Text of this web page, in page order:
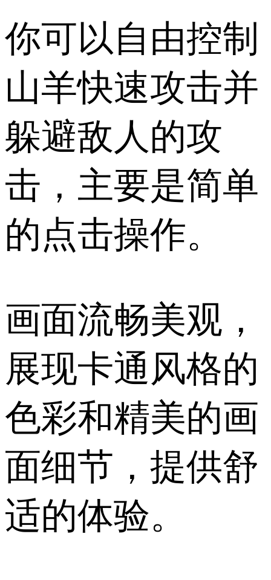
你可以自由控制
山羊快速攻击并
躲避敌人的攻
击，主要是简单
的点击操作。
画面流畅美观，
展现卡通风格的
色彩和精美的画
面细节，提供舒
适的体验。